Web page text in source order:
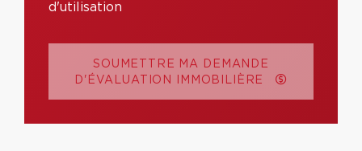
d'utilisation
SOUMETTRE MA DEMANDE
D'ÉVALUATION IMMOBILIÈRE